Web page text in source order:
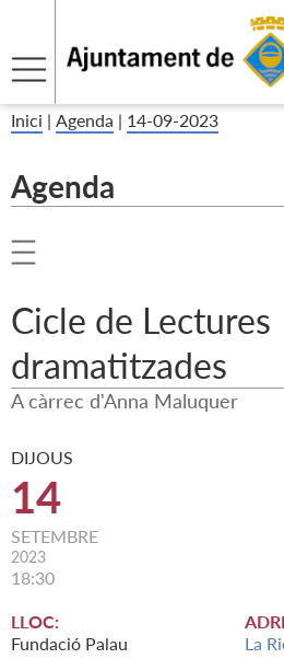
Inici | Agenda | 14-09-2023
Agenda
Cicle de Lectures
dramatitzades
A càrrec d'Anna Maluquer
DIJOUS
14
SETEMBRE
2023
18:30
LLOC:
Fundació Palau
La